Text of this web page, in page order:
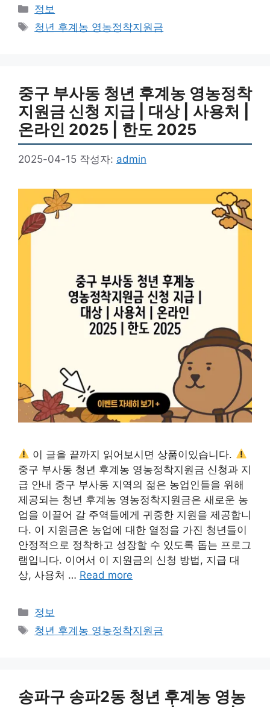
카
테
정보
태
청년 후계농 영농정착지원금
중구 부사동 청년 후계농 영농정착
지원금 신청 지급 | 대상 | 사용처 |
온라인 2025 | 한도 2025
2025-04-15 작성자: admin
이 글을 끝까지 읽어보시면 상품이있습니다.
중구 부사동 청년 후계농 영농정착지원금 신청과 지
급 안내 중구 부사동 지역의 젊은 농업인들을 위해
제공되는 청년 후계농 영농정착지원금은 새로운 농
업을 이끌어 갈 주역들에게 귀중한 지원을 제공합니
다. 이 지원금은 농업에 대한 열정을 가진 청년들이
안정적으로 정착하고 성장할 수 있도록 돕는 프로그
램입니다. 이어서 이 지원금의 신청 방법, 지급 대
상, 사용처 … Read more
카
테
고
정보
태
청년 후계농 영농정착지원금
송파구 송파2동 청년 후계농 영농